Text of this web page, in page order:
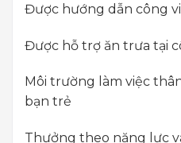
Được hướng dẫn công
Được hỗ trợ ăn trưa tại
Môi trường làm việc
bạn trẻ
Thưởng theo năng lực